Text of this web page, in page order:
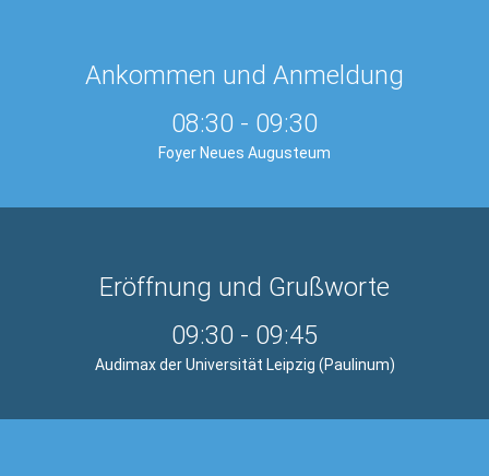
Ankommen und Anmeldung
08:30 - 09:30
Foyer Neues Augusteum
Eröffnung und Grußworte
09:30 - 09:45
Audimax der Universität Leipzig (Paulinum)